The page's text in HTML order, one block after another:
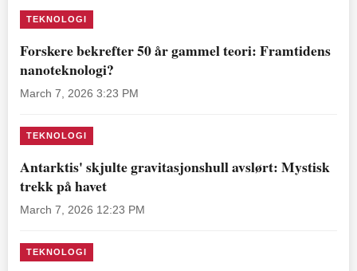
TEKNOLOGI
Forskere bekrefter 50 år gammel teori: Framtidens
nanoteknologi?
March 7, 2026 3:23 PM
TEKNOLOGI
Antarktis' skjulte gravitasjonshull avslørt: Mystisk
trekk på havet
March 7, 2026 12:23 PM
TEKNOLOGI